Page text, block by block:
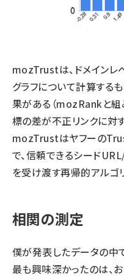
mozTrustは、ドメインレ
グラフについて計算する
果がある（mozRankと
標の差が不正リンクに対
mozTrustはヤフーの
で、信頼できるシード
を受け渡す再帰的アルゴ
相関の測定
僕が発表したデータの中
最も興味深かったのは、